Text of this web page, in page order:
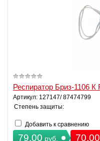
Респиратор Бриз-1106
Артикул: 127147/ 87474799
Степень защиты:
Добавить к сравнению
79,00 руб. 70,00